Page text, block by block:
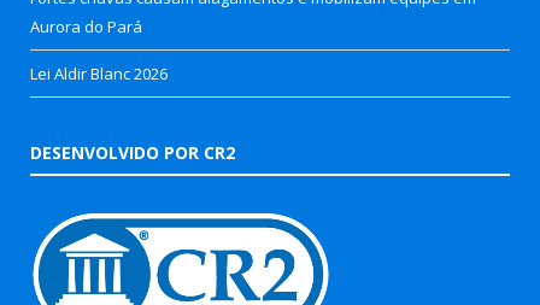
Aurora do Pará
Lei Aldir Blanc 2026
DESENVOLVIDO POR CR2